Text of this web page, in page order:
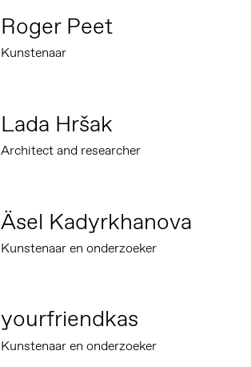
Roger Peet
Kunstenaar
Lada Hršak
Architect and researcher
Äsel Kadyrkhanova
Kunstenaar en onderzoeker
yourfriendkas
Kunstenaar en onderzoeker